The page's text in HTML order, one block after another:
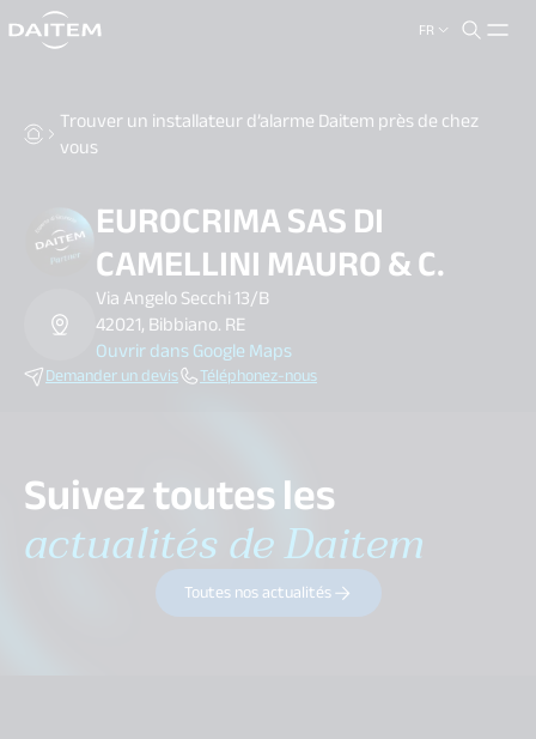
FR
search.label
Trouver un installateur d’alarme Daitem près de chez
vous
EUROCRIMA SAS DI
CAMELLINI MAURO & C.
Via Angelo Secchi 13/B
42021, Bibbiano. RE
Ouvrir dans Google Maps
Demander un devis Téléphonez-nous
Suivez toutes les
actualités de Daitem
Toutes nos actualités